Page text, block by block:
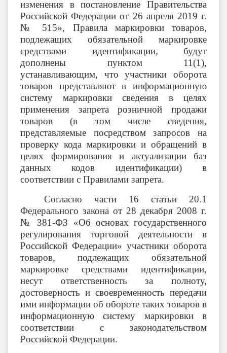
изменения в постановление Правительства
РоссийскойФедерации от 26 апреля 2019 г.
№ 515», Правила маркировки товаров,
подлежащих обязательной маркировке
средствами идентификации, будут
дополнены пунктом 11(1),
устанавливающим, что участники оборота
товаров представляют в информационную
систему маркировки сведения в целях
применения запрета розничной продажи
товаров (в том числе сведения,
представляемые посредством запросов на
проверку кода маркировки и обращений в
целях формирования и актуализации баз
данных кодов идентификации) в
соответствии с Правилами запрета.
Согласно части 16 статьи 20.1
Федерального закона от 28 декабря 2008 г.
№ 381-ФЗ «Об основах государственного
регулирования торговой деятельности в
Российской Федерации» участники оборота
товаров, подлежащих обязательной
маркировке средствами идентификации,
несут ответственность за полноту,
достоверность и своевременность передачи
ими информации об обороте таких товаров в
информационную систему маркировки в
соответствии с законодательством
Российской Федерации.